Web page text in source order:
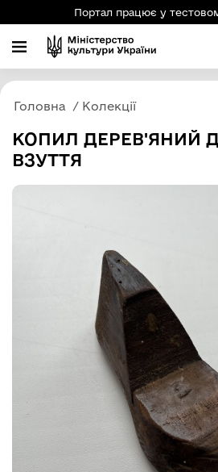
Портал працює у
Головна Колекції
КОПИЛ ДЕРЕВ'ЯНИЙ
ВЗУТТЯ